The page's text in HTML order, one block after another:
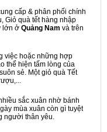
cấp & phân phối chính
Giỏ quà tết hàng nhập
lớn ở Quảng Nam và trên
việc hoặc những hợp
thể hiện tấm lòng của
sẻ. Một giỏ quà Tết
sắc xuân nhờ bánh
mùa xuân còn gì tuyệt
người thân yêu.